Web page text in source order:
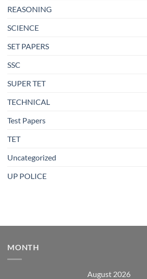
REASONING
SCIENCE
SET PAPERS
SSC
SUPER TET
TECHNICAL
Test Papers
TET
Uncategorized
UP POLICE
MONTH
August 2026